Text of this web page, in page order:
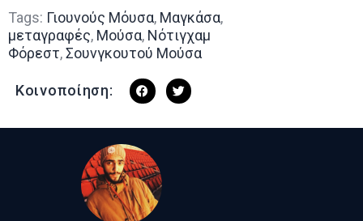
Tags: Γιουνούς Μόυσα, Μαγκάσα,
μεταγραφές, Μούσα, Νότιγχαμ
Φόρεστ,Σουνγκουτού Μούσα
Κοινοποίηση: